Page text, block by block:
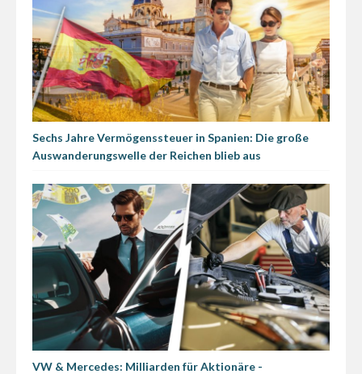
Sechs Jahre Vermögenssteuer in Spanien: Die große
Auswanderungswelle der Reichen blieb aus
VW & Mercedes: Milliarden für Aktionäre -